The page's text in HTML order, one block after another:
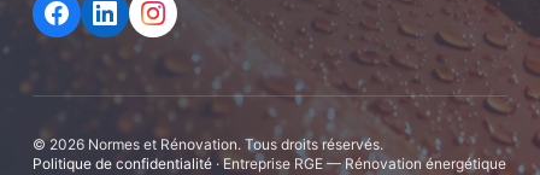
©2026 Normes et Rénovation. Tous droits réservés.
Politique de confidentialité · Entreprise RGE — Rénovation énergétique